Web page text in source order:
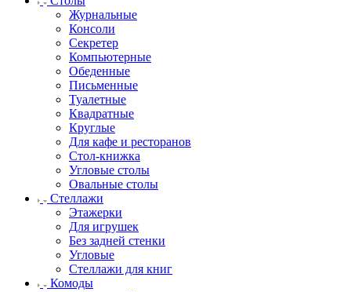
Журнальные
Консоли
Секретер
Компьютерные
Обеденные
Письменные
Туалетные
Квадратные
Круглые
Для кафе и ресторанов
Стол-книжка
Угловые столы
Овальные столы
Стеллажи
Этажерки
Для игрушек
Без задней стенки
Угловые
Стеллажи для книг
Комоды